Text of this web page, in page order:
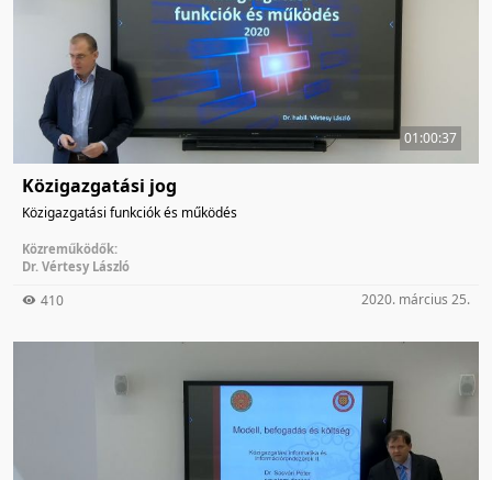
01:00:37
Közigazgatási jog
Közigazgatási funkciók és működés
Közreműködők:
Dr. Vértesy László
410 2020. március 25.